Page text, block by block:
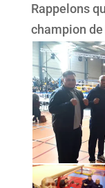
Rappelons
champion